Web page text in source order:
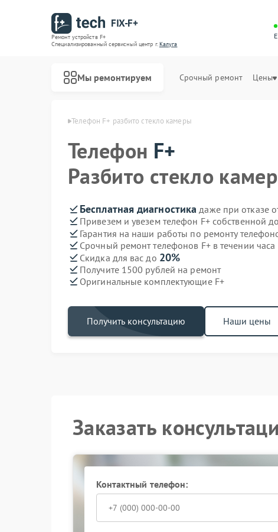
FIX-F+
Ремонт устройств F+
Специализированный cервисный центр г.Калуга
Мы ремонтируем Срочный ремонт Цены
Телефон F+ разбито стекло камеры
Телефон F+
Разбито стекло
Бесплатная диагностика даже при отказе
Привезем и увезем телефон F+ собственной
Гарантия на наши работы по ремонту
Срочный ремонт телефонов F+ в течении часа
Скидка для вас до 20%
Получите 1500 рублей на ремонт
Оригинальные комплектующие F+
Получить консультацию Наши цены
Заказать
Контактный телефон: